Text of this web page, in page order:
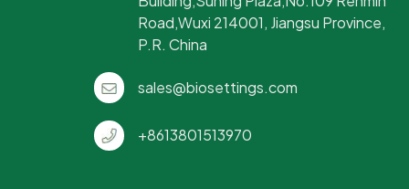
Road,Wuxi 214001, Jiangsu Province,
P.R. China
sales@biosettings.com
+8613801513970